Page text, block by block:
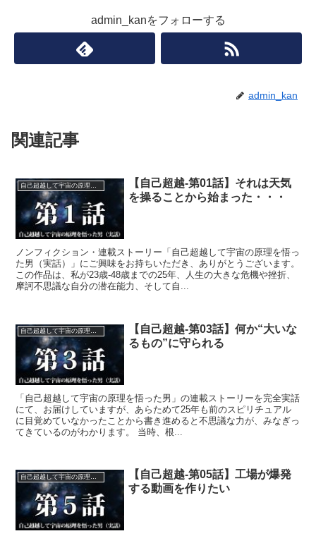
admin_kanをフォローする
admin_kan
関連記事
【自己超越-第01話】それは天気
を操ることから始まった・・・
ノンフィクション・連載ストーリー「自己超越して宇宙の原理を悟っ
た男（実話）」にご興味をお持ちいただき、ありがとうございます。
この作品は、私が23歳-48歳までの25年、人生の大きな危機や挫折、
摩訶不思議な自分の潜在能力、そして自...
自己超越して宇宙の原理を悟った男（実話）
【自己超越-第03話】何か“大いな
るもの”に守られる
「自己超越して宇宙の原理を悟った男」の連載ストーリーを完全実話
にて、お届けしていますが、あらためて25年も前のスピリチュアル
に目覚めていなかったことから書き進めると不思議な力が、みなぎっ
てきているのがわかります。 当時、根...
【自己超越-第05話】工場が爆発
する動画を作りたい